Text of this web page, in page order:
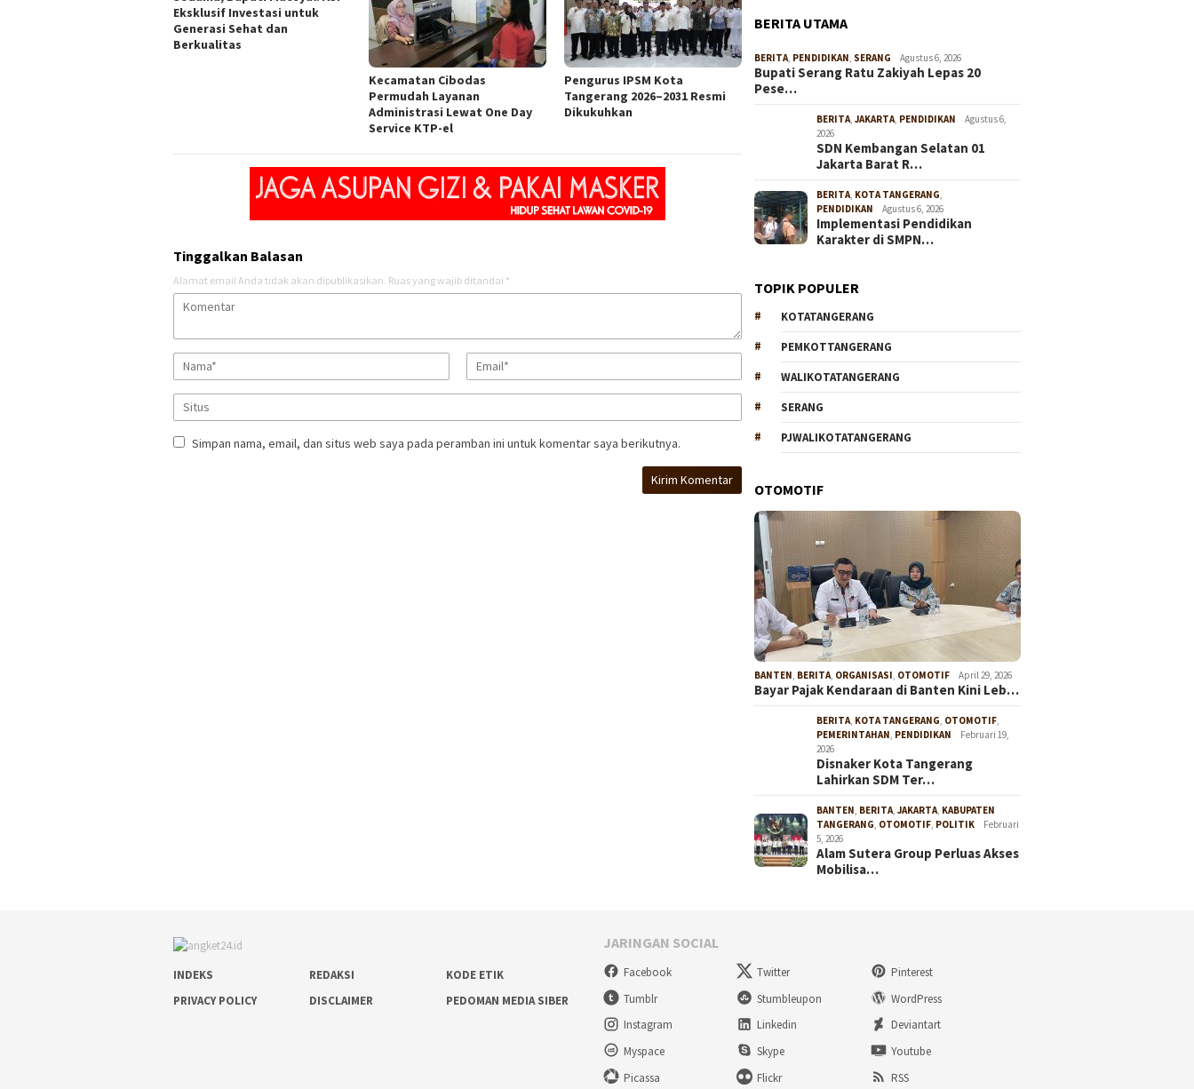
Eksklusif Investasi untuk
Generasi Sehat dan
Berkualitas
Kecamatan Cibodas
Permudah Layanan
Administrasi Lewat One Day
Service KTP-el
Pengurus IPSM Kota
Tangerang 2026–2031 Resmi
Dikukuhkan
Tinggalkan Balasan
Alamat email Anda tidak akan dipublikasikan. Ruas yang wajib ditandai *
Simpan nama, email, dan situs web saya pada peramban ini untuk komentar saya berikutnya.
BERITA UTAMA
BERITA, PENDIDIKAN, SERANG Agustus 6, 2026
Bupati Serang Ratu Zakiyah Lepas 20
Pese…
BERITA,JAKARTA, PENDIDIKAN
Agustus 6,
2026
SDN Kembangan Selatan 01
Jakarta Barat R…
BERITA, KOTA TANGERANG,
PENDIDIKAN
Agustus 6, 2026
Implementasi Pendidikan
Karakter di SMPN…
TOPIK POPULER
KOTATANGERANG
PEMKOTTANGERANG
WALIKOTATANGERANG
SERANG
PJWALIKOTATANGERANG
OTOMOTIF
BANTEN, BERITA, ORGANISASI, OTOMOTIF April 29, 2026
Bayar Pajak Kendaraan di Banten Kini Leb…
BERITA, KOTA TANGERANG, OTOMOTIF,
PEMERINTAHAN, PENDIDIKAN
Februari 19,
2026
Disnaker Kota Tangerang
Lahirkan SDM Ter…
BANTEN, BERITA,JAKARTA, KABUPATEN
TANGERANG, OTOMOTIF, POLITIK
Februari
5, 2026
Alam Sutera Group Perluas Akses
Mobilisa…
INDEKS REDAKSI
KODE ETIK
PRIVACY POLICY
DISCLAIMER PEDOMAN MEDIA SIBER
JARINGAN SOCIAL
Facebook Twitter
Pinterest
Tumblr
Stumbleupon
WordPress
Instagram
Linkedin
Deviantart
Myspace
Skype
Youtube
Picassa
Flickr RSS